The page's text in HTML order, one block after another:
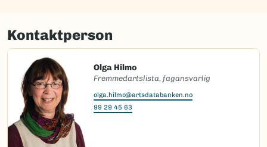
Kontaktperson
Olga Hilmo
Fremmedartslista, fagansvarlig
olga.hilmo@artsdatabanken.no
99 29 45 63